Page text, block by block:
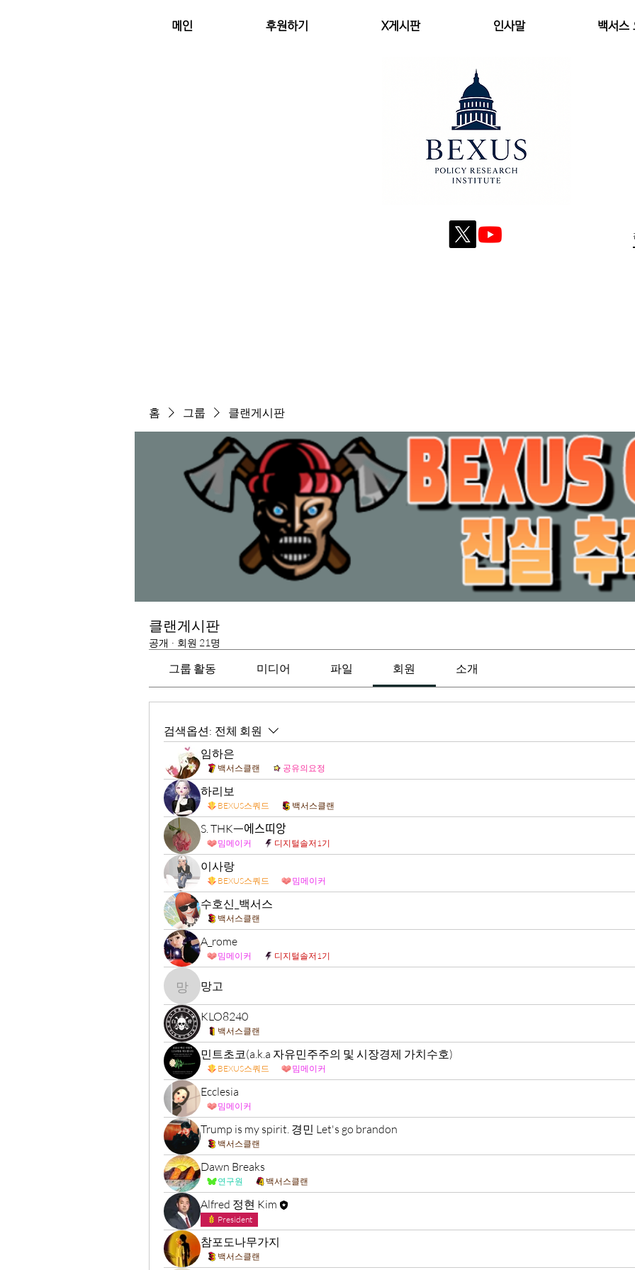
메인 후원하기 X게시판 인사말 백서스
홈 그룹 클랜게시판
클랜게시판
공개 · 회원 21명
그룹 활동 미디어 파일 회원 소개
검색옵션: 전체 회원
임하은
백서스클랜 공유의요정
하리보
BEXUS스쿼드 백서스클랜
S. THKᅳ에스띠앙
밈메이커 디지털솔저1기
이사랑
BEXUS스쿼드 밈메이커
수호신_백서스
백서스클랜
A_rome
밈메이커 디지털솔저1기
망고망고
KLO8240
백서스클랜
민트초코(a.k.a 자유민주주의 및 시장경제 가치수호)
BEXUS스쿼드 밈메이커
Ecclesia
밈메이커
Trump is my spirit. 경민 Let's go brandon
백서스클랜
Dawn Breaks
연구원 백서스클랜
Alfred 정현 Kim
President
참포도나무가지
백서스클랜